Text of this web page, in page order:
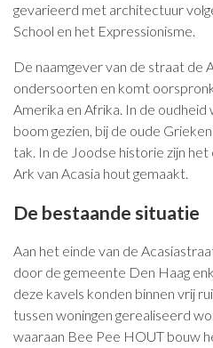
gevarieerd met architectuur
School en het Expressionisme.
De naamgever van de straat de
ondersoorten en komt
Amerika en Afrika. In de oudheid
boom gezien, bij de oude
tak. In de Joodse historie zijn
Ark van Acasia hout gemaakt.
De bestaande situatie
Aan het einde van de
door de gemeente Den Haag
deze kavels konden binnen vrij
tussen woningen gerealiseerd
waaraan Bee Pee HOUT bouw